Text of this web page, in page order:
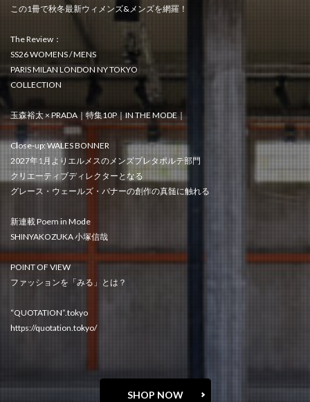
この1冊で秋冬最新ウィメンズ&メンズを網羅！
The Review：
SS26 WOMENS / MENS
PARIS MILAN LONDON NY TOKYO
COLLECTION
玉森裕太 × PRADA｜特集10P｜IN THE MODE｜
Close-up: WALES BONNER
2027年1月よりエルメスのメンズプレタポルテ部門
クリエーティブディレクターとなる
グレース・ウェールズ・バナーの創作の真髄に触れる
新連載 Poem in Mode
SHINYAKOZUKA 小塚信哉
POINT OF VIEW
ファッションを「みる」とは？
“QUOTATION”.tokyo
https://quotation.tokyo/
SHOP NOW